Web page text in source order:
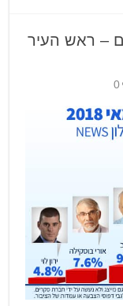
– ראש העיר
0